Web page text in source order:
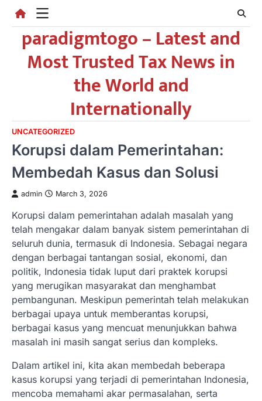
contentparadigmtogo – Latest and
Most Trusted Tax News in
the World and
Internationally
UNCATEGORIZED
Korupsi dalam Pemerintahan:
Membedah Kasus dan Solusi
admin March 3, 2026
Korupsi dalam pemerintahan adalah masalah yang
telah mengakar dalam banyak sistem pemerintahan di
seluruh dunia, termasuk di Indonesia. Sebagai negara
dengan berbagai tantangan sosial, ekonomi, dan
politik, Indonesia tidak luput dari praktek korupsi
yang merugikan masyarakat dan menghambat
pembangunan. Meskipun pemerintah telah melakukan
berbagai upaya untuk memberantas korupsi,
berbagai kasus yang mencuat menunjukkan bahwa
masalah ini masih sangat serius dan kompleks.
Dalam artikel ini, kita akan membedah beberapa
kasus korupsi yang terjadi di pemerintahan Indonesia,
mencoba memahami akar permasalahan, serta